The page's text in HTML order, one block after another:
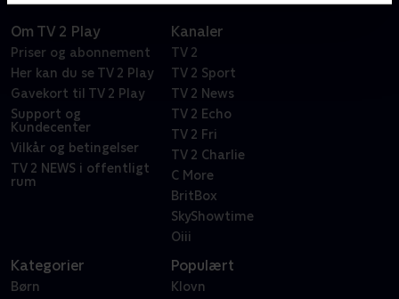
Om TV 2 Play
Priser og abonnement
Her kan du se TV 2 Play
Gavekort til TV 2 Play
Support og
Kundecenter
Vilkår og betingelser
TV 2 NEWS i offentligt
rum
Kanaler
TV 2
TV 2 Sport
TV 2 News
TV 2 Echo
TV 2 Fri
TV 2 Charlie
C More
BritBox
SkyShowtime
Oiii
Kategorier
Børn
Populært
Klovn